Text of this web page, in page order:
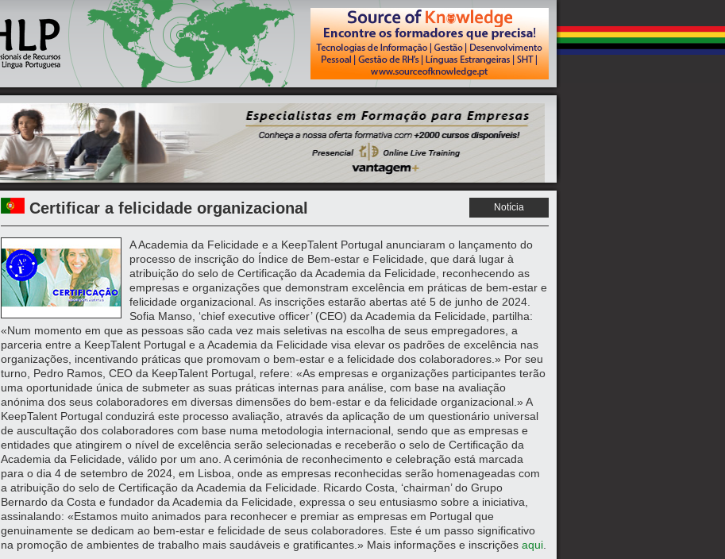
Certificar a felicidade organizacional Notícia
A Academia da Felicidade e a KeepTalent Portugal anunciaram o lançamento do
processo de inscrição do Índice de Bem-estar e Felicidade, que dará lugar à
atribuição do selo de Certificação da Academia da Felicidade, reconhecendo as
empresas e organizações que demonstram excelência em práticas de bem-estar e
felicidade organizacional. As inscrições estarão abertas até 5 de junho de 2024.
Sofia Manso, ‘chief executive officer’ (CEO) da Academia da Felicidade, partilha:
«Num momento em que as pessoas são cada vez mais seletivas na escolha de seus empregadores, a
parceria entre a KeepTalent Portugal e a Academia da Felicidade visa elevar os padrões de excelência nas
organizações, incentivando práticas que promovam o bem-estar e a felicidade dos colaboradores.» Por seu
turno, Pedro Ramos, CEO da KeepTalent Portugal, refere: «As empresas e organizações participantes terão
uma oportunidade única de submeter as suas práticas internas para análise, com base na avaliação
anónima dos seus colaboradores em diversas dimensões do bem-estar e da felicidade organizacional.» A
KeepTalent Portugal conduzirá este processo avaliação, através da aplicação de um questionário universal
de auscultação dos colaboradores com base numa metodologia internacional, sendo que as empresas e
entidades que atingirem o nível de excelência serão selecionadas e receberão o selo de Certificação da
Academia da Felicidade, válido por um ano. A cerimónia de reconhecimento e celebração está marcada
para o dia 4 de setembro de 2024, em Lisboa, onde as empresas reconhecidas serão homenageadas com
a atribuição do selo de Certificação da Academia da Felicidade. Ricardo Costa, ‘chairman’ do Grupo
Bernardo da Costa e fundador da Academia da Felicidade, expressa o seu entusiasmo sobre a iniciativa,
assinalando: «Estamos muito animados para reconhecer e premiar as empresas em Portugal que
genuinamente se dedicam ao bem-estar e felicidade de seus colaboradores. Este é um passo significativo
na promoção de ambientes de trabalho mais saudáveis e gratificantes.» Mais informações e inscrições aqui